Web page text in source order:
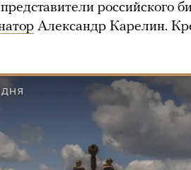
представители российского
Александр Карелин.